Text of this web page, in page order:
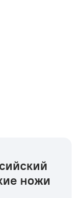
ножи